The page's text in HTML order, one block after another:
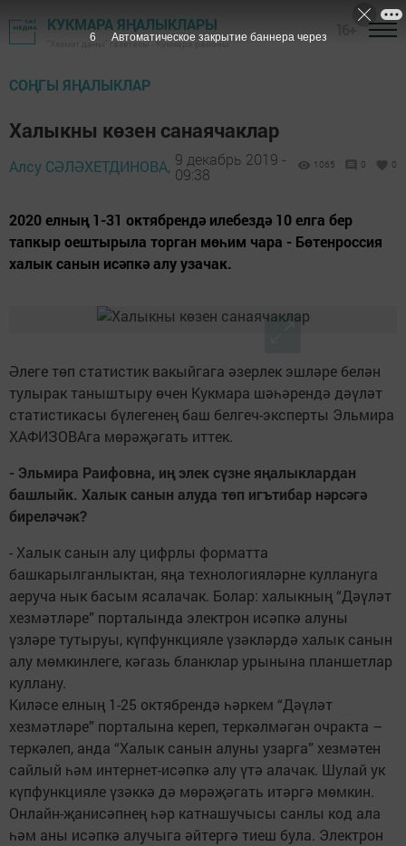
КУКМАРА ЯҢАЛЫКЛАРЫ
"Хезмәт даны" газетасы - Кукмара районы
СОҢГЫ ЯҢАЛЫКЛАР
Халыкны көзен санаячаклар
Алсу СӘЛӘХЕТДИНОВА, 9 декабрь 2019 -
09:38
1065 0 0
2020 елның 1-31 октябрендә илебездә 10 елга бер
тапкыр оештырыла торган мөһим чара - Бөтенроссия
халык санын исәпкә алу узачак.
Әлеге төп статистик вакыйгага әзерлек эшләре белән
тулырак таныштыру өчен Кукмара шәһәрендә дәүләт
статистикасы бүлегенең баш белгеч-эксперты Эльмира
ХАФИЗОВАга мөрәҗәгать иттек.
- Эльмира Раифовна, иң элек сүзне яңалыклардан
башлыйк. Халык санын алуда төп игътибар нәрсәгә
биреләчәк?
- Халык санын алу цифрлы форматта
башкарылганлыктан, яңа технологияләрне куллануга
аеруча нык басым ясалачак. Болар: халыкның “Дәүләт
хезмәтләре” порталында электрон исәпкә алуны
үзләре тутыруы, күпфункцияле үзәкләрдә халык санын
алу мөмкинлеге, кәгазь бланклар урынына планшетлар
куллану.
Киләсе елның 1-25 октябрендә һәркем “Дәүләт
хезмәтләре” порталына кереп, теркәлмәгән очракта –
теркәлеп, анда “Халык санын алуны узарга” хезмәтен
сайлый һәм интернет-исәпкә алу үтә алачак. Шулай ук
күпфункцияле үзәккә дә мөрәҗәгать итәргә мөмкин.
Онлайн-җанисәпнең һәр катнашучысы санлы код ала
һәм аны исәпкә алучыга әйтергә тиеш була. Электрон
5 Автоматическое закрытие баннера через